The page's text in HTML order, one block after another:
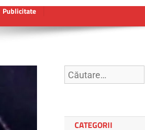
Publicitate
CATEGORII